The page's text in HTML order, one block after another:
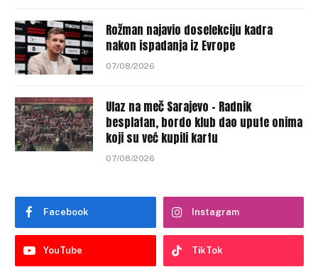
Rožman najavio doselekciju kadra
nakon ispadanja iz Evrope
07/08/2026
Ulaz na meč Sarajevo – Radnik
besplatan, bordo klub dao upute onima
koji su već kupili kartu
07/08/2026
Facebook Instagram
YouTube TikTok